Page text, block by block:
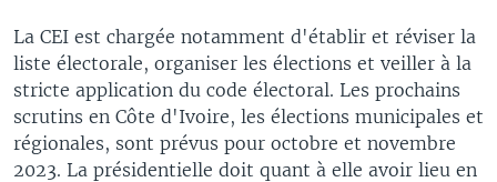
La CEI est chargée notamment d'établir et réviser la
liste électorale, organiser les élections et veiller à la
stricte application du code électoral. Les prochains
scrutins en Côte d'Ivoire, les élections municipales et
régionales, sont prévus pour octobre et novembre
2023. La présidentielle doit quant à elle avoir lieu en